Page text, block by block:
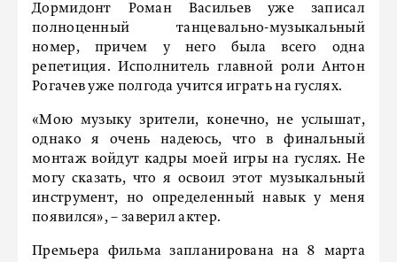
Дормидонт Роман Васильев уже записал
полноценный танцевально-музыкальный
номер, причем у него была всего одна
репетиция. Исполнитель главной роли Антон
Рогачев уже полгода учится играть на гуслях.
«Мою музыку зрители, конечно, не услышат,
однако я очень надеюсь, что в финальный
монтаж войдут кадры моей игры на гуслях. Не
могу сказать, что я освоил этот музыкальный
инструмент, но определенный навык у меня
появился», – заверил актер.
Премьера фильма запланирована на 8 марта